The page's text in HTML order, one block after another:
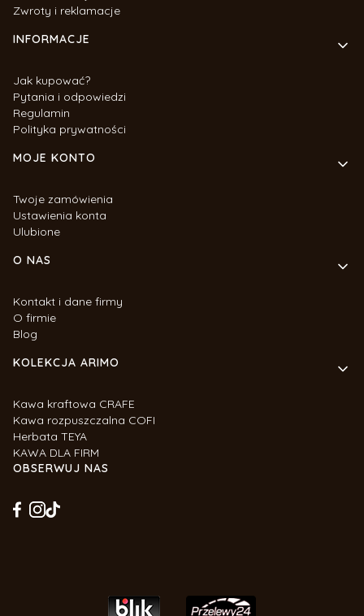
Zwroty i reklamacje
INFORMACJE
Jak kupować?
Pytania i odpowiedzi
Regulamin
Polityka prywatności
MOJE KONTO
Twoje zamówienia
Ustawienia konta
Ulubione
O NAS
Kontakt i dane firmy
O firmie
Blog
KOLEKCJA ARIMO
Kawa kraftowa CRAFE
Kawa rozpuszczalna COFI
Herbata TEYA
KAWA DLA FIRM
OBSERWUJ NAS